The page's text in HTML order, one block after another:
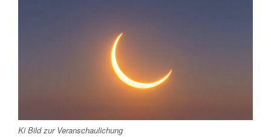
Ki Bild zur Veranschaulichung